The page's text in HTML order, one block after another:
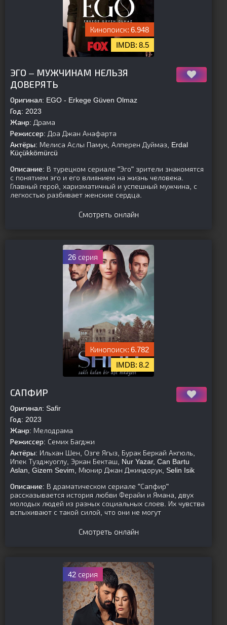
6.948
8.5
ЭГО – МУЖЧИНАМ НЕЛЬЗЯ
ДОВЕРЯТЬ
Оригинал: EGO - Erkege Güven Olmaz
Год: 2023
Жанр: Драма
Режиссер: Доа Джан Анафарта
Актёры: Мелиса Аслы Памук, Алперен Дуймаз, Erdal
Küçükkömürcü
Описание: В турецком сериале "Эго" зрители знакомятся
с понятием эго и его влиянием на жизнь человека.
Главный герой, харизматичный и успешный мужчина, с
легкостью разбивает женские сердца.
Смотреть онлайн
26 серия
6.782
8.2
САПФИР
Оригинал: Safir
Год: 2023
Жанр: Мелодрама
Режиссер: Семих Багджи
Актёры: Ильхан Шен, Озге Ягыз, Бурак Беркай Акгюль,
Ипек Тузджуоглу, Эркан Бекташ, Nur Yazar, Can Bartu
Aslan, Gizem Sevim, Мюнир Джан Джиндорук, Selin Isik
Описание: В драматическом сериале "Сапфир"
рассказывается история любви Ферайи и Ямана, двух
молодых людей из разных социальных слоев. Их чувства
вспыхивают с такой силой, что они не могут
Смотреть онлайн
42 серия